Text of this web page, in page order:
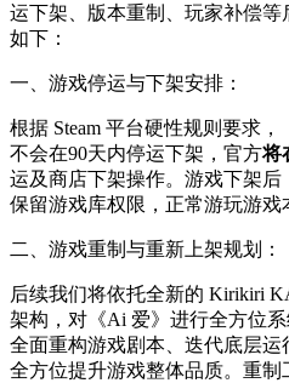
运下架、版本重制、玩家补偿
如下：
一、游戏停运与下架安排：
根据 Steam 平台硬性规则要求，
不会在90天内停运下架，官方将
运及商店下架操作。游戏下架
保留游戏库权限，正常游玩游戏
二、游戏重制与重新上架规划：
后续我们将依托全新的 Kirikiri
架构，对《Ai 爱》进行全方位
全面重构游戏剧本、迭代底层运
全方位提升游戏整体品质。重